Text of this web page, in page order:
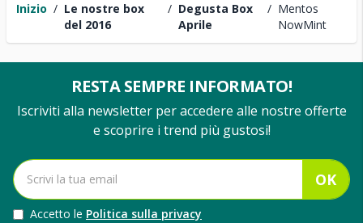
Inizio / Le nostre box
del 2016
/ Degusta Box
Aprile
/ Mentos
NowMint
RESTA SEMPRE INFORMATO!
Iscriviti alla newsletter per accedere alle nostre offerte
e scoprire i trend più gustosi!
OK
Accetto le Politica sulla privacy